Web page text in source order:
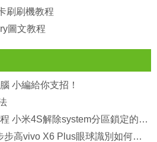
刷刷機教程
圖文教程
小編給你支招！
小米4S解鎖System教程 小米4S解除system分區鎖定的方法
手機使用基礎教程：步步高vivo X6 Plus眼球識別如何設置？